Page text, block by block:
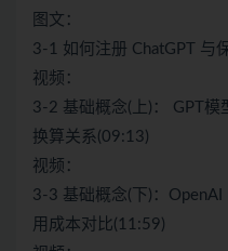
图文：
3-1 如何注册 ChatGPT 与
视频：
3-2 基础概念(上)： GPT模
换算关系(09:13)
视频：
3-3 基础概念(下)：
用成本对比(11:59)